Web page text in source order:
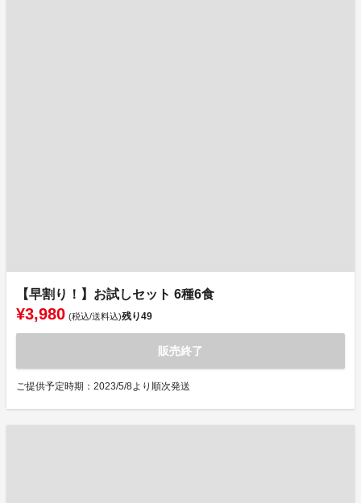
【早割り！】お試しセット 6種6食
¥3,980 (税込/送料込)残り49
販売終了
ご提供予定時期：2023/5/8より順次発送